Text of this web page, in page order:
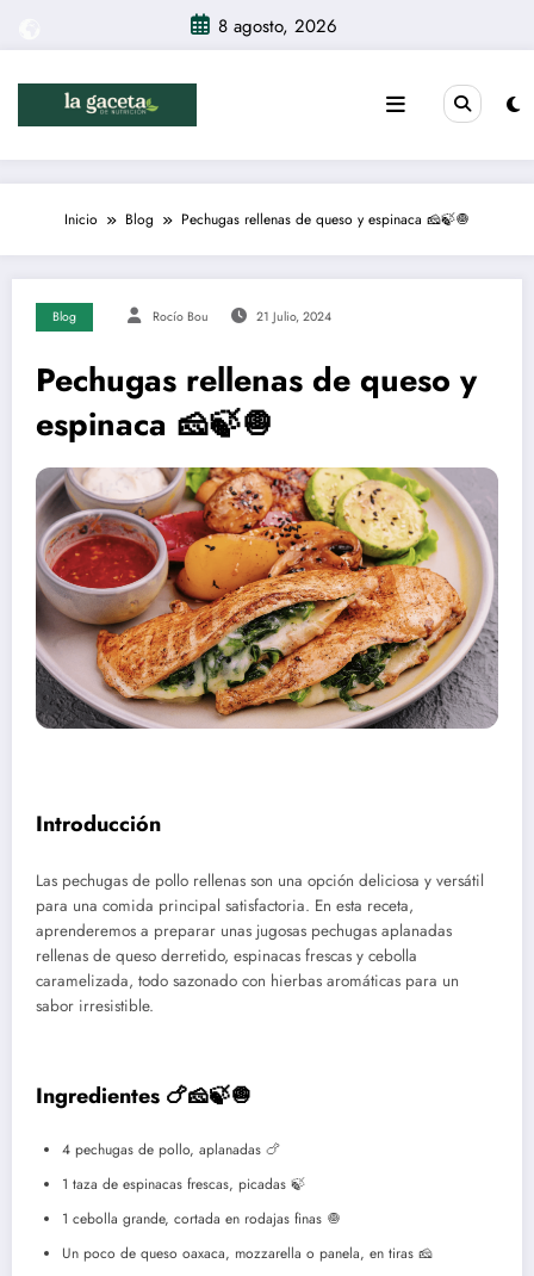
contenido
8 agosto, 2026
Inicio Blog Pechugas rellenas de queso y espinaca 🧀🍃🧅
Blog Rocío Bou 21 Julio, 2024
Pechugas rellenas de queso y
espinaca 🧀🍃🧅
Introducción
Las pechugas de pollo rellenas son una opción deliciosa y versátil
para una comida principal satisfactoria. En esta receta,
aprenderemos a preparar unas jugosas pechugas aplanadas
rellenas de queso derretido, espinacas frescas y cebolla
caramelizada, todo sazonado con hierbas aromáticas para un
sabor irresistible.
Ingredientes 🍗🧀🍃🧅
4 pechugas de pollo, aplanadas 🍗
1 taza de espinacas frescas, picadas 🍃
1 cebolla grande, cortada en rodajas finas 🧅
Un poco de queso oaxaca, mozzarella o panela, en tiras 🧀